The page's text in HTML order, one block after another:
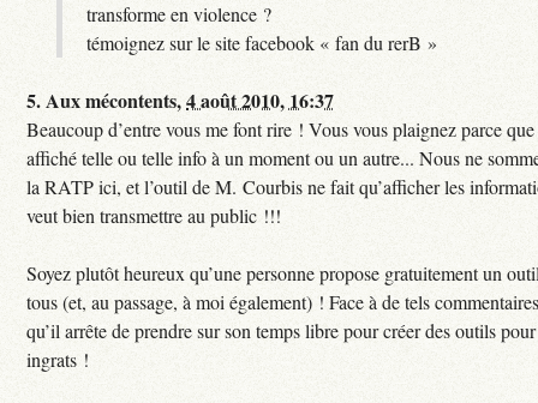
transforme en violence ?
témoignez sur le site facebook « fan du rerB »
5.Aux mécontents,4 août 2010, 16:37
Beaucoup d’entre vous me font rire ! Vous vous plaignez parce que
affiché telle ou telle info à un moment ou un autre... Nous ne
la RATP ici, et l’outil de M. Courbis ne fait qu’afficher les
veut bien transmettre au public !!!
Soyez plutôt heureux qu’une personne propose gratuitement un
tous (et, au passage, à moi également) ! Face à de tels
qu’il arrête de prendre sur son temps libre pour créer des outils
ingrats !